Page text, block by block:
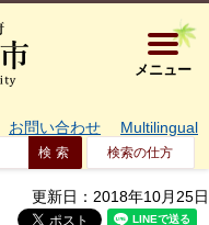
大阪府箕
メニュー
お問い合わせ Multilingual
検索の仕方
更新日：2018年10月25日